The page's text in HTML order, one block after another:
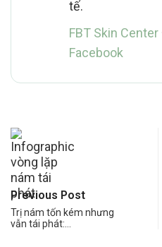
tế.
FBT Skin Center
Facebook
Previous Post
Trị nám tốn kém nhưng
vẫn tái phát:…